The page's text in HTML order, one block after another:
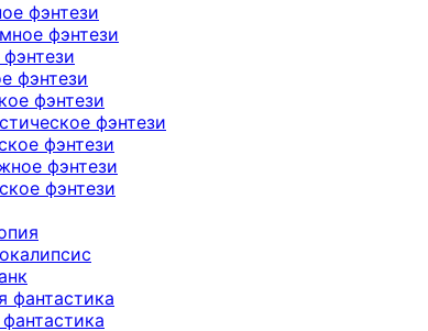
фэнтези
фэнтези
фэнтези
фэнтези
фэнтези
фэнтези
фэнтези
фэнтези
фантастика